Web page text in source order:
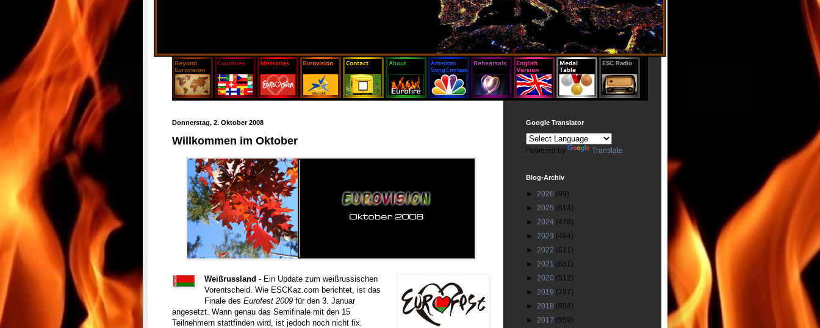
Donnerstag, 2. Oktober 2008
Willkommen im Oktober
Weißrussland - Ein Update zum weißrussischen
Vorentscheid. Wie ESCKaz.com berichtet, ist das
Finale desEurofest 2009 für den 3. Januar
angesetzt. Wann genau das Semifinale mit den 15
Teilnehmern stattfinden wird, ist jedoch noch nicht fix.
Google Translator
Powered by Translate
Blog-Archiv
► 2026 (99)
► 2025 (614)
► 2024 (478)
► 2023 (494)
► 2022 (611)
► 2021 (631)
► 2020 (512)
► 2019 (787)
► 2018 (954)
► 2017 (959)